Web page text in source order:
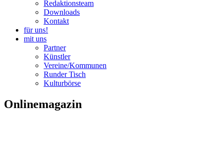
Redaktionsteam
Downloads
Kontakt
für uns!
mit uns
Partner
Künstler
Vereine/Kommunen
Runder Tisch
Kulturbörse
Onlinemagazin